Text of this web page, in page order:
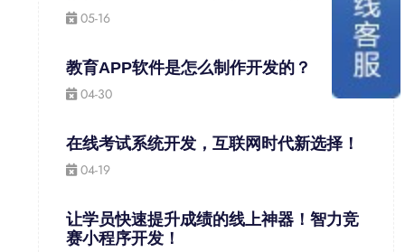
05-16
教育APP软件是怎么制作开发的？
04-30
在线考试系统开发，互联网时代新选择！
04-19
让学员快速提升成绩的线上神器！智力竞
赛小程序开发！